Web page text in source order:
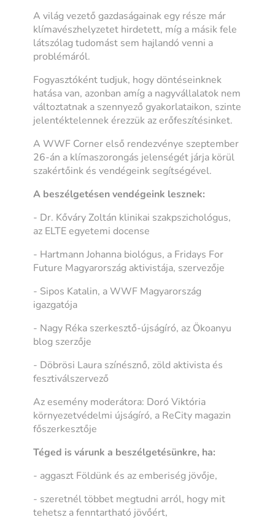
A világ vezető gazdaságainak egy része már
klímavészhelyzetet hirdetett, míg a másik fele
látszólag tudomást sem hajlandó venni a
problémáról.
Fogyasztóként tudjuk, hogy döntéseinknek
hatása van, azonban amíg a nagyvállalatok nem
változtatnak a szennyező gyakorlataikon, szinte
jelentéktelennek érezzük az erőfeszítésinket.
A WWF Corner első rendezvénye szeptember
26-án a klímaszorongás jelenségét járja körül
szakértőink és vendégeink segítségével.
A beszélgetésen vendégeink lesznek:
- Dr. Kőváry Zoltán klinikai szakpszichológus,
az ELTE egyetemi docense
- Hartmann Johanna biológus, a Fridays For
Future Magyarország aktivistája, szervezője
- Sipos Katalin, a WWF Magyarország
igazgatója
- Nagy Réka szerkesztő-újságíró, az Ökoanyu
blog szerzője
- Döbrösi Laura színésznő, zöld aktivista és
fesztiválszervező
Az esemény moderátora: Doró Viktória
környezetvédelmi újságíró, a ReCity magazin
főszerkesztője
Téged is várunk a beszélgetésünkre, ha:
- aggaszt Földünk és az emberiség jövője,
- szeretnél többet megtudni arról, hogy mit
tehetsz a fenntartható jövőért,